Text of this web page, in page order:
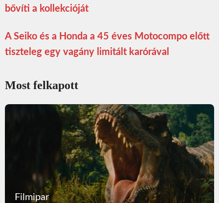
bővíti a kollekcióját
A Seiko és a Honda a 45 éves Motocompo előtt
tiszteleg egy vagány limitált karórával
Most felkapott
Filmipar